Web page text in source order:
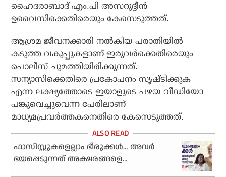
ഹൈദരാബാദ് എം.പി അസറുദ്ദീന്‍
ഉവൈസിക്കെതിരെയും കേസെടുത്തത്.
ആശ്രമ ജീവനക്കാരി നല്‍കിയ പരാതിയില്‍
കടുത്ത വകുപ്പുകളാണ് ഇരുവര്‍ക്കെതിരെയും
പൊലീസ് ചുമത്തിയിരിക്കുന്നത്.
സന്യാസിക്കെതിരെ പ്രകോപനം സൃഷ്ടിക്കുക
എന്ന ലക്ഷ്യത്തോടെ ഇയാളുടെ പഴയ വീഡിയോ
പങ്കുവെച്ചുവെന്ന പേരിലാണ്
മാധ്യമപ്രവര്‍ത്തകനെതിരെ കേസെടുത്തത്.
ഫാസിസ്റ്റുകളെല്ലാം ഭീരുക്കള്‍… അവര്‍
ഭയപ്പെടുന്നത് അക്ഷരങ്ങളെ…